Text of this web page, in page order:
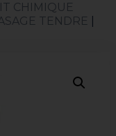
CHIMIQUE
TENDRE​